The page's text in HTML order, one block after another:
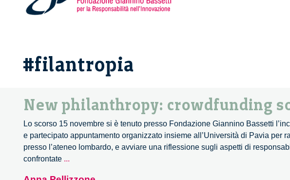
#filantropia
New philanthropy: crowdfunding
Lo scorso 15 novembre si è tenuto presso Fondazione Giannino Bassetti
e partecipato appuntamento organizzato insieme all’Università di Pavia per
presso l’ateneo lombardo, e avviare una riflessione sugli aspetti di
confrontate ...